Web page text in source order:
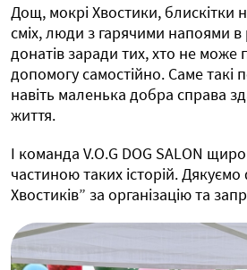
Дощ, мокрі Хвостики, блискітки
сміх, люди з гарячими напоями в
донатів заради тих, хто не може
допомогу самостійно. Саме такі
навіть маленька добра справа
життя.
І команда V.O.G DOG SALON
частиною таких історій.
Хвостиків” за організацію та